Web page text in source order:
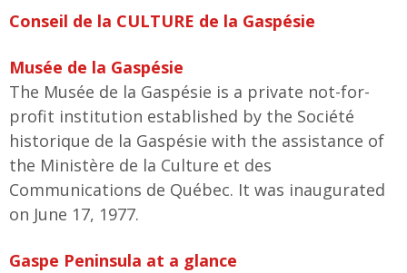
Conseil de la CULTURE de la Gaspésie
Musée de la Gaspésie
The Musée de la Gaspésie is a private not-for-
profit institution established by the Société
historique de la Gaspésie with the assistance of
the Ministère de la Culture et des
Communications de Québec. It was inaugurated
on June 17, 1977.
Gaspe Peninsula at a glance